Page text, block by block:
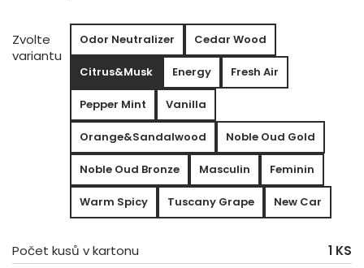
Zvolte
variantu
Odor Neutralizer Cedar Wood
Citrus&Musk Energy Fresh Air
Pepper Mint Vanilla
Orange&Sandalwood Noble Oud Gold
Noble Oud Bronze Masculin Feminin
Warm Spicy Tuscany Grape New Car
Počet kusů v kartonu
1 KS